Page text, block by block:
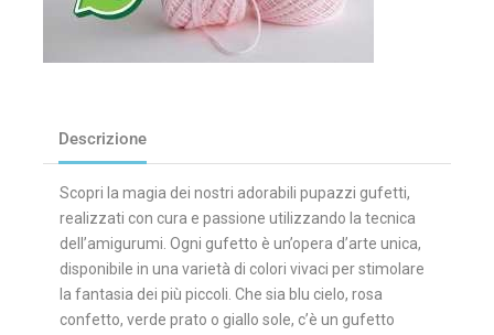
Descrizione
Scopri la magia dei nostri adorabili pupazzi gufetti,
realizzati con cura e passione utilizzando la tecnica
dell’amigurumi. Ogni gufetto è un’opera d’arte unica,
disponibile in una varietà di colori vivaci per stimolare
la fantasia dei più piccoli. Che sia blu cielo, rosa
confetto, verde prato o giallo sole, c’è un gufetto